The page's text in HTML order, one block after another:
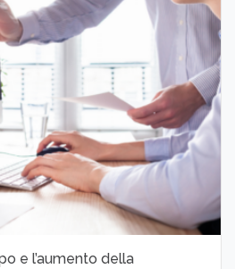
e l’aumento della